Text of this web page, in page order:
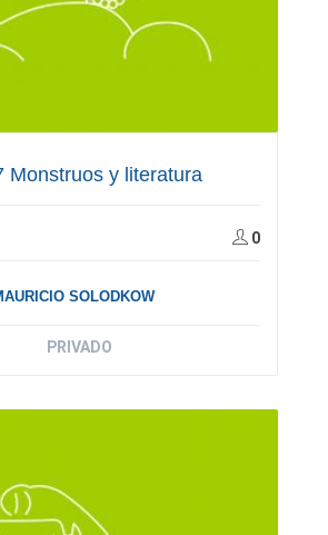
Monstruos y literatura
0
SOLODKOW
PRIVADO